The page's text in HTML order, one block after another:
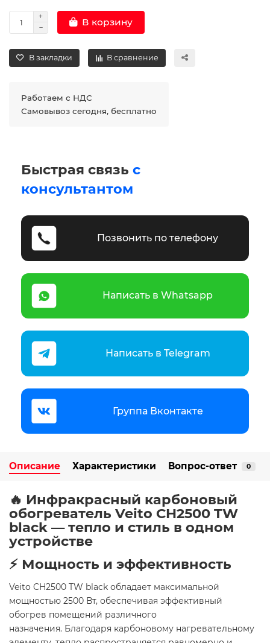
В корзину
В закладки В сравнение
Работаем с НДС
Самовывоз сегодня, бесплатно
Быстрая связь с
консультантом
Позвонить по телефону
Написать в Whatsapp
Написать в Telegram
Группа Вконтакте
Описание Характеристики Вопрос-ответ 0
🔥 Инфракрасный карбоновый
обогреватель Veito CH2500 TW
black — тепло и стиль в одном
устройстве
⚡ Мощность и эффективность
Veito CH2500 TW black обладает максимальной
мощностью 2500 Вт, обеспечивая эффективный
обогрев помещений различного
назначения. Благодаря карбоновому нагревательному